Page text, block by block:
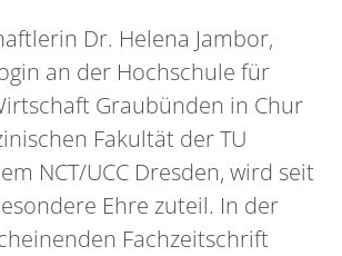
Dr. Helena Jambor,
an der Hochschule für
Graubünden in Chur
Fakultät der TU
NCT/UCC Dresden, wird seit
Ehre zuteil. In der
Fachzeitschrift